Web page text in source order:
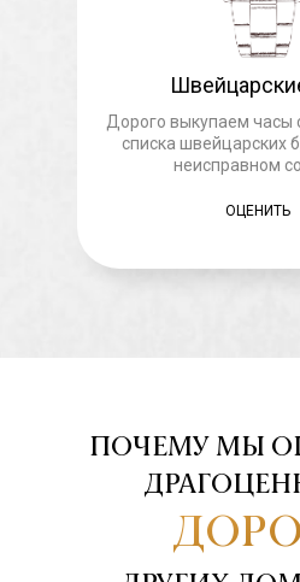
Дорого выкупаем часы
списка швейцарских
неисправном
ОЦЕНИТЬ
ПОЧЕМУ МЫ